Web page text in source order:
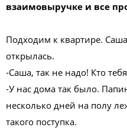
взаимовыручке и все
Подходим к квартире.
открылась.
-Саша, так не надо! Кто
-У нас дома так было.
несколько дней на полу
такого поступка.